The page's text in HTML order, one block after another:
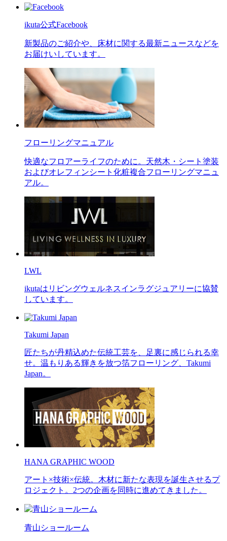
ikuta公式Facebook
新製品のご紹介や、床材に関する最新ニュースなどを
お届けいしています。
フローリングマニュアル
快適なフロアーライフのために。天然木・シート塗装
およびオレフィンシート化粧複合フローリングマニュ
アル。
LWL
ikutaはリビングウェルネスインラグジュアリーに協賛
しています。
Takumi Japan
匠たちが丹精込めた伝統工芸を、足裏に感じられる幸
せ。温もりある輝きを放つ箔フローリング、Takumi
Japan。
HANA GRAPHIC WOOD
アート×技術×伝統。木材に新たな表現を誕生させるプ
ロジェクト。2つの企画を同時に進めてきました。
青山ショールーム